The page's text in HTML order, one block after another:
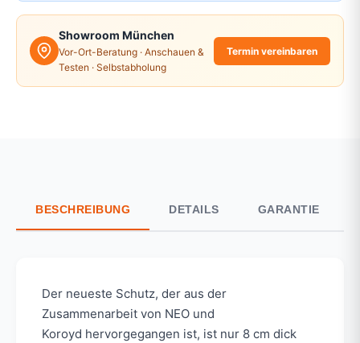
Showroom München
Vor-Ort-Beratung · Anschauen &
Testen · Selbstabholung
Termin vereinbaren
BESCHREIBUNG DETAILS GARANTIE
Der neueste Schutz, der aus der
Zusammenarbeit von NEO und
Koroyd hervorgegangen ist, ist nur 8 cm dick